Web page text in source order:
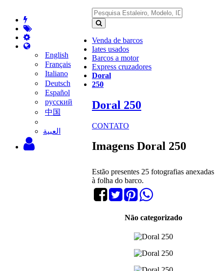
English
Français
Italiano
Deutsch
Español
русский
中国
‫العبية
Venda de barcos
Iates usados
Barcos a motor
Express cruzadores
Doral
250
Doral 250
CONTATO
Imagens Doral 250
Estão presentes 25 fotografias anexadas
à folha do barco.
Não categorizado